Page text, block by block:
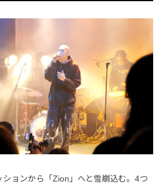
ョンから「Zion」へと雪崩込む。4つ